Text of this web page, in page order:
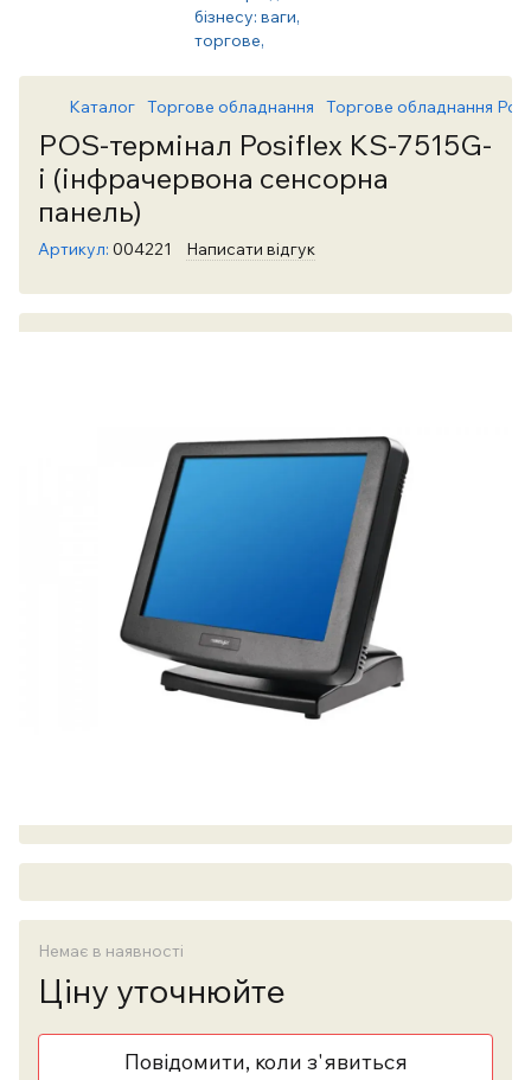
Каталог Торгове обладнання Торгове обладнання
POS-термінал Posiflex KS-7515G-
i (інфрачервона сенсорна
панель)
Артикул: 004221 Написати відгук
Немає в наявності
Ціну уточнюйте
Повідомити, коли з'явиться